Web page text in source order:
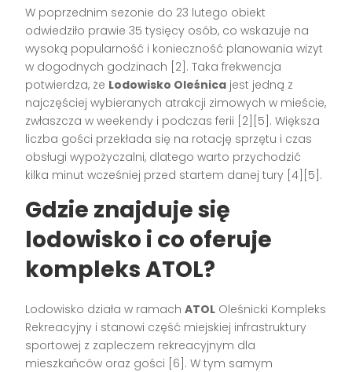
W poprzednim sezonie do 23 lutego obiekt
odwiedziło prawie 35 tysięcy osób, co wskazuje na
wysoką popularność i konieczność planowania wizyt
w dogodnych godzinach [2]. Taka frekwencja
potwierdza, że Lodowisko Oleśnica jest jedną z
najczęściej wybieranych atrakcji zimowych w mieście,
zwłaszcza w weekendy i podczas ferii [2][5]. Większa
liczba gości przekłada się na rotację sprzętu i czas
obsługi wypożyczalni, dlatego warto przychodzić
kilka minut wcześniej przed startem danej tury [4][5].
Gdzie znajduje się
lodowisko i co oferuje
kompleks ATOL?
Lodowisko działa w ramachATOL Oleśnicki Kompleks
Rekreacyjny i stanowi część miejskiej infrastruktury
sportowej z zapleczem rekreacyjnym dla
mieszkańców oraz gości [6]. W tym samym